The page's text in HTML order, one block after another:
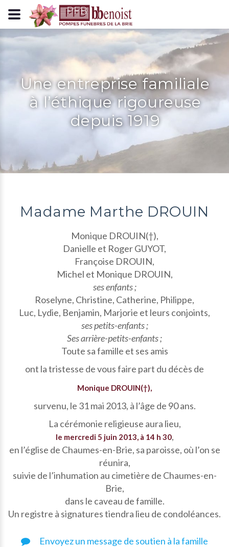
Panneau de gestion des cookies
Une entreprise familiale
à l’éthique rigoureuse
depuis 1919
Madame Marthe DROUIN
Monique DROUIN(†),
Danielle et Roger GUYOT,
Françoise DROUIN,
Michel et Monique DROUIN,
ses enfants ;
Roselyne, Christine, Catherine, Philippe,
Luc, Lydie, Benjamin, Marjorie et leurs conjoints,
ses petits-enfants ;
Ses arrière-petits-enfants ;
Toute sa famille et ses amis
ont la tristesse de vous faire part du décès de
Monique DROUIN(†),
survenu, le 31 mai 2013, à l’âge de 90 ans.
La cérémonie religieuse aura lieu,
le mercredi 5 juin 2013, à 14 h 30,
en l’église de Chaumes-en-Brie, sa paroisse, où l’on se
réunira,
suivie de l’inhumation au cimetière de Chaumes-en-
Brie,
dans le caveau de famille.
Un registre à signatures tiendra lieu de condoléances.
Envoyez un message de soutien à la famille